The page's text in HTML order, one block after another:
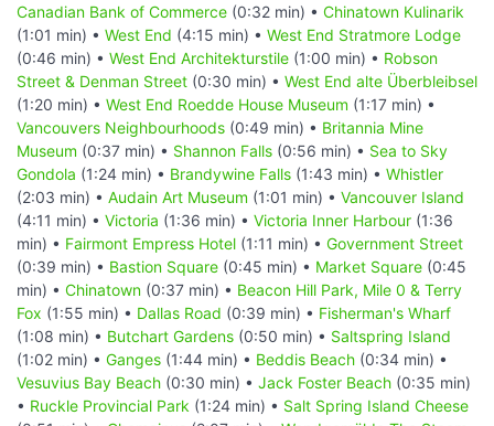
Canadian Bank of Commerce (0:32 min) • Chinatown Kulinarik
(1:01 min) • West End (4:15 min) • West End Stratmore Lodge
(0:46 min) • West End Architekturstile (1:00 min) • Robson
Street & Denman Street (0:30 min) • West End alte Überbleibsel
(1:20 min) • West End Roedde House Museum (1:17 min) •
Vancouvers Neighbourhoods (0:49 min) • Britannia Mine
Museum (0:37 min) • Shannon Falls (0:56 min) • Sea to Sky
Gondola (1:24 min) • Brandywine Falls (1:43 min) • Whistler
(2:03 min) • Audain Art Museum (1:01 min) • Vancouver Island
(4:11 min) • Victoria (1:36 min) • Victoria Inner Harbour (1:36
min) • Fairmont Empress Hotel (1:11 min) • Government Street
(0:39 min) • Bastion Square (0:45 min) • Market Square (0:45
min) • Chinatown (0:37 min) • Beacon Hill Park, Mile 0 & Terry
Fox (1:55 min) • Dallas Road (0:39 min) • Fisherman's Wharf
(1:08 min) • Butchart Gardens (0:50 min) • Saltspring Island
(1:02 min) • Ganges (1:44 min) • Beddis Beach (0:34 min) •
Vesuvius Bay Beach (0:30 min) • Jack Foster Beach (0:35 min)
• Ruckle Provincial Park (1:24 min) • Salt Spring Island Cheese